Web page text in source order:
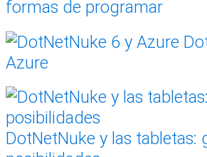
formas de programar
Azure
DotNetNuke y las tabletas: